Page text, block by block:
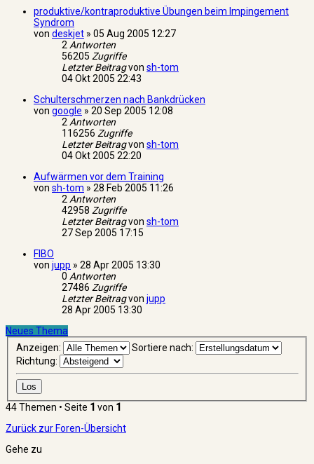
produktive/kontraproduktive Übungen beim Impingement
Syndrom
von deskjet » 05 Aug 2005 12:27
2Antworten
56205 Zugriffe
Letzter Beitragvon sh-tom
04 Okt 2005 22:43
Schulterschmerzen nach Bankdrücken
von google » 20 Sep 2005 12:08
2Antworten
116256 Zugriffe
Letzter Beitragvon sh-tom
04 Okt 2005 22:20
Aufwärmen vor dem Training
von sh-tom » 28 Feb 2005 11:26
2Antworten
42958 Zugriffe
Letzter Beitragvon sh-tom
27 Sep 2005 17:15
FIBO
von jupp » 28 Apr 2005 13:30
0 Antworten
27486 Zugriffe
Letzter Beitragvon jupp
28 Apr 2005 13:30
Neues Thema
Anzeigen:
Sortiere nach:
Richtung:
44 Themen • Seite 1 von 1
Zurück zur Foren-Übersicht
Gehe zu